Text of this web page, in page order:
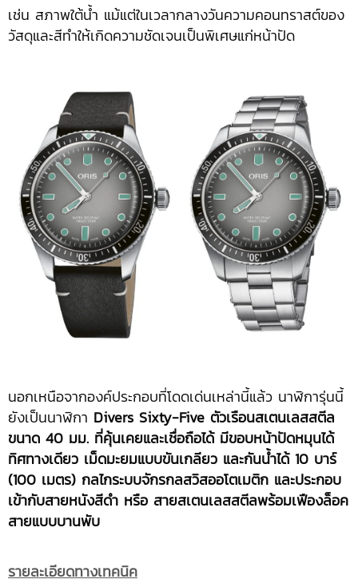
เช่น สภาพใต้น้ำ แม้แต่ในเวลากลางวันความคอนทราสต์ของ
วัสดุและสีทำให้เกิดความชัดเจนเป็นพิเศษแก่หน้าปัด
นอกเหนือจากองค์ประกอบที่โดดเด่นเหล่านี้แล้ว นาฬิการุ่นนี้
ยังเป็นนาฬิกา Divers Sixty-Five ตัวเรือนสเตนเลสสตีล
ขนาด 40 มม. ที่คุ้นเคยและเชื่อถือได้ มีขอบหน้าปัดหมุนได้
ทิศทางเดียว เม็ดมะยมแบบขันเกลียว และกันน้ำได้ 10 บาร์
(100 เมตร) กลไกระบบจักรกลสวิสออโตเมติก และประกอบ
เข้ากับสายหนังสีดำ หรือ สายสเตนเลสสตีลพร้อมเฟืองล็อค
สายแบบบานพับ
รายละเอียดทางเทคนิค